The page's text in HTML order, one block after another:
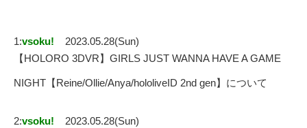
1:vsoku!
2023.05.28(Sun)
【HOLORO 3DVR】GIRLS JUST WANNA HAVE A GAME
NIGHT【Reine/Ollie/Anya/hololiveID 2nd gen】について
2:vsoku! 2023.05.28(Sun)